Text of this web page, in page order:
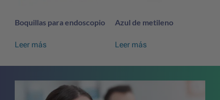
Boquillas para endoscopio
Leer más
Azul de metileno
Leer más